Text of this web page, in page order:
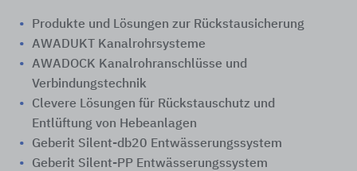
Produkte und Lösungen zur Rückstausicherung
AWADUKT Kanalrohrsysteme
AWADOCK Kanalrohranschlüsse und
Verbindungstechnik
Clevere Lösungen für Rückstauschutz und
Entlüftung von Hebeanlagen
Geberit Silent-db20 Entwässerungssystem
Geberit Silent-PP Entwässerungssystem